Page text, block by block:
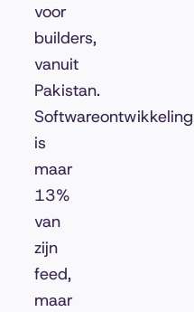
voor
builders,
vanuit
Pakistan.
Softwareontwikkeling
is
maar
13%
van
zijn
feed,
maar